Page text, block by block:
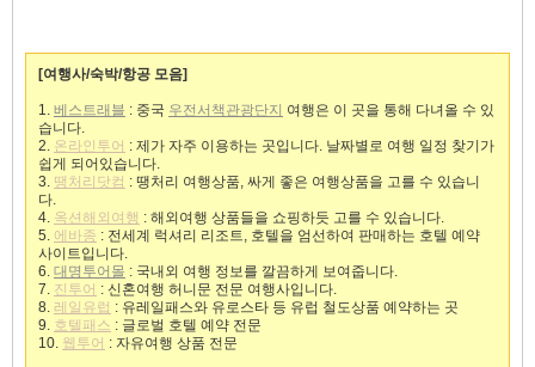
[여행사/숙박/항공 모음]
1. 베스트래블 : 중국 우전서책관광단지 여행은 이 곳을 통해 다녀올 수 있
습니다.
2. 온라인투어 : 제가 자주 이용하는 곳입니다. 날짜별로 여행 일정 찾기가
쉽게 되어있습니다.
3. 땡처리닷컴 : 땡처리 여행상품, 싸게 좋은 여행상품을 고를 수 있습니
다.
4. 옥션해외여행 : 해외여행 상품들을 쇼핑하듯 고를 수 있습니다.
5. 에바종 : 전세계 럭셔리 리조트, 호텔을 엄선하여 판매하는 호텔 예약
사이트입니다.
6. 대명투어몰 : 국내외 여행 정보를 깔끔하게 보여줍니다.
7. 진투어 : 신혼여행 허니문 전문 여행사입니다.
8. 레일유럽 : 유레일패스와 유로스타 등 유럽 철도상품 예약하는 곳
9. 호텔패스 : 글로벌 호텔 예약 전문
10. 웹투어 : 자유여행 상품 전문